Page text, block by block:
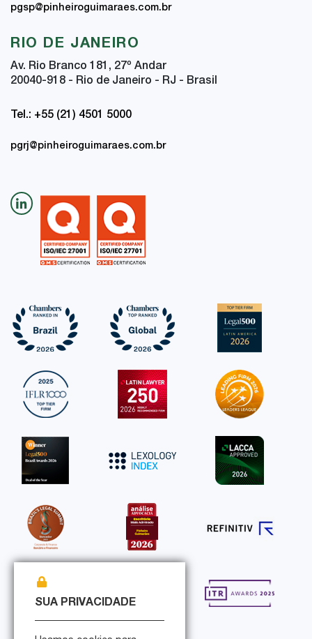
pgsp@pinheiroguimaraes.com.br
RIO DE JANEIRO
Av. Rio Branco 181, 27º Andar
20040-918 - Rio de Janeiro - RJ - Brasil
Tel.: +55 (21) 4501 5000
pgrj@pinheiroguimaraes.com.br
SUA PRIVACIDADE